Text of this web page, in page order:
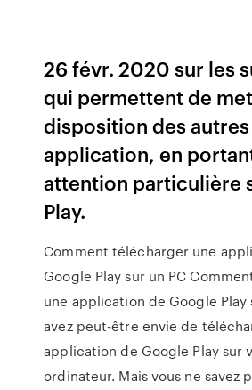
26 févr. 2020 sur les
qui permettent de
disposition des
application, en
attention particulière
Play.
Comment télécharger une
Google Play sur un PC
une application de Google Play
avez peut-être envie de
application de Google Play sur
ordinateur. Mais vous ne savez